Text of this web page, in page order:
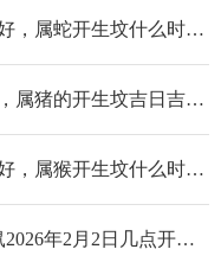
属蛇2026年2月18日开生坟什么时辰好，属蛇开生坟什么时辰好
属猪2026年2月21日开生坟几点吉利，属猪的开生坟吉日吉时查询
属猴2026年2月15日开生坟什么时辰好，属猴开生坟什么时辰好
2026年2月2日属鼠开生坟吉时，属鼠2026年2月2日几点开生坟好